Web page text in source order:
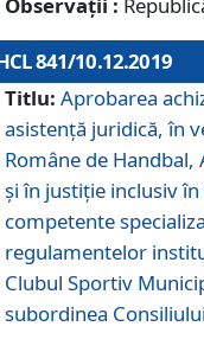
Observații :
841/10.12.2019
Titlu: Aprobarea
asistență juridică, în
Române de
și în justiție inclusiv
competente
regulamentelor
Clubul Sportiv
subordinea